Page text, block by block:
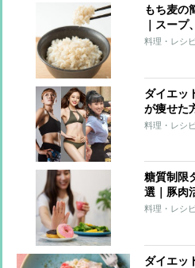
もち麦の
｜スー
選
料理・レシ
ダイエッ
が痩せた
強者も！
料理・レシ
糖質制限
選｜豚肉
まとめ
料理・レシ
ダイエッ